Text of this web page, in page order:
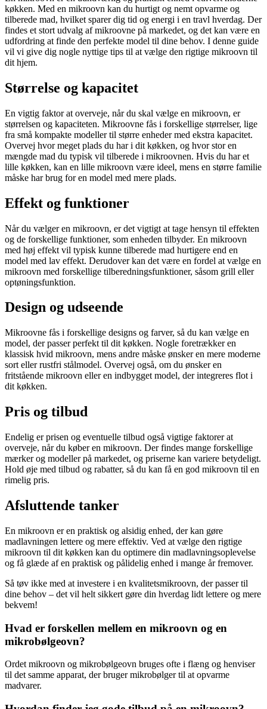
køkken. Med en mikroovn kan du hurtigt og nemt opvarme og
tilberede mad, hvilket sparer dig tid og energi i en travl hverdag. Der
findes et stort udvalg af mikroovne på markedet, og det kan være en
udfordring at finde den perfekte model til dine behov. I denne guide
vil vi give dig nogle nyttige tips til at vælge den rigtige mikroovn til
dit hjem.
Størrelse og kapacitet
En vigtig faktor at overveje, når du skal vælge en mikroovn, er
størrelsen og kapaciteten. Mikroovne fås i forskellige størrelser, lige
fra små kompakte modeller til større enheder med ekstra kapacitet.
Overvej hvor meget plads du har i dit køkken, og hvor stor en
mængde mad du typisk vil tilberede i mikroovnen. Hvis du har et
lille køkken, kan en lille mikroovn være ideel, mens en større familie
måske har brug for en model med mere plads.
Effekt og funktioner
Når du vælger en mikroovn, er det vigtigt at tage hensyn til effekten
og de forskellige funktioner, som enheden tilbyder. En mikroovn
med høj effekt vil typisk kunne tilberede mad hurtigere end en
model med lav effekt. Derudover kan det være en fordel at vælge en
mikroovn med forskellige tilberedningsfunktioner, såsom grill eller
optøningsfunktion.
Design og udseende
Mikroovne fås i forskellige designs og farver, så du kan vælge en
model, der passer perfekt til dit køkken. Nogle foretrækker en
klassisk hvid mikroovn, mens andre måske ønsker en mere moderne
sort eller rustfri stålmodel. Overvej også, om du ønsker en
fritstående mikroovn eller en indbygget model, der integreres flot i
dit køkken.
Pris og tilbud
Endelig er prisen og eventuelle tilbud også vigtige faktorer at
overveje, når du køber en mikroovn. Der findes mange forskellige
mærker og modeller på markedet, og priserne kan variere betydeligt.
Hold øje med tilbud og rabatter, så du kan få en god mikroovn til en
rimelig pris.
Afsluttende tanker
En mikroovn er en praktisk og alsidig enhed, der kan gøre
madlavningen lettere og mere effektiv. Ved at vælge den rigtige
mikroovn til dit køkken kan du optimere din madlavningsoplevelse
og få glæde af en praktisk og pålidelig enhed i mange år fremover.
Så tøv ikke med at investere i en kvalitetsmikroovn, der passer til
dine behov – det vil helt sikkert gøre din hverdag lidt lettere og mere
bekvem!
Hvad er forskellen mellem en mikroovn og en
mikrobølgeovn?
Ordet mikroovn og mikrobølgeovn bruges ofte i flæng og henviser
til det samme apparat, der bruger mikrobølger til at opvarme
madvarer.